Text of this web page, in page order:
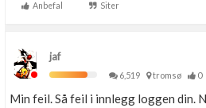
Anbefal Siter
jaf
6,519
tromsø 0
Min feil. Så feil i innlegg loggen din.